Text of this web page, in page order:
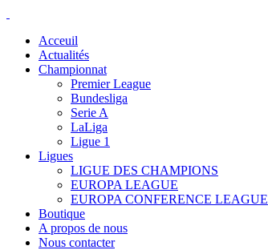
Acceuil
Actualités
Championnat
Premier League
Bundesliga
Serie A
LaLiga
Ligue 1
Ligues
LIGUE DES CHAMPIONS
EUROPA LEAGUE
EUROPA CONFERENCE LEAGUE
Boutique
A propos de nous
Nous contacter